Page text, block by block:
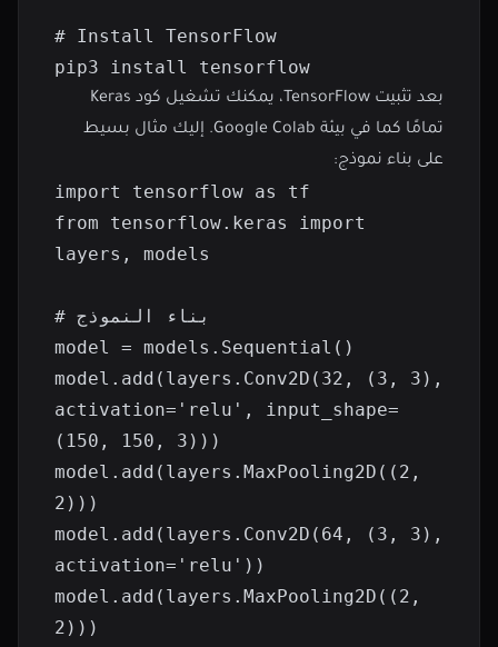
# Install TensorFlow
pip3 install tensorflow
بعد تثبيت TensorFlow، يمكنك تشغيل كود Keras
تمامًا كما في بيئة Google Colab. إليك مثال بسيط
على بناء نموذج:
import tensorflow as tf
from tensorflow.keras import
layers, models
# بناء النموذج
model = models.Sequential()
model.add(layers.Conv2D(32, (3, 3),
activation='relu', input_shape=
(150, 150, 3)))
model.add(layers.MaxPooling2D((2,
2)))
model.add(layers.Conv2D(64, (3, 3),
activation='relu'))
model.add(layers.MaxPooling2D((2,
2)))